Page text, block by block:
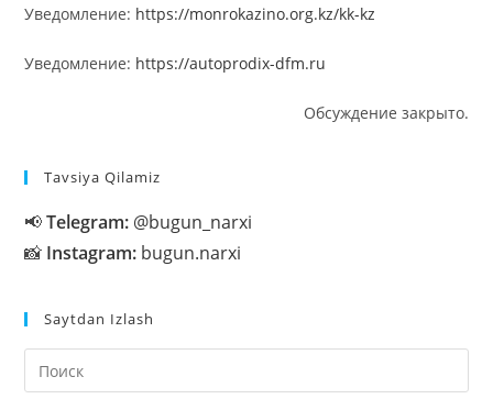
Уведомление: https://monrokazino.org.kz/kk-kz
Уведомление: https://autoprodix-dfm.ru
Обсуждение закрыто.
Tavsiya Qilamiz
📢Telegram: @bugun_narxi
📸 Instagram: bugun.narxi
Saytdan Izlash